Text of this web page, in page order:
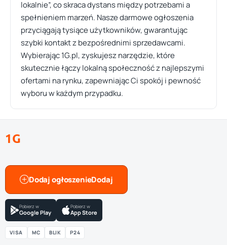
lokalnie”, co skraca dystans między potrzebami a
spełnieniem marzeń. Nasze darmowe ogłoszenia
przyciągają tysiące użytkowników, gwarantując
szybki kontakt z bezpośrednimi sprzedawcami.
Wybierając 1G.pl, zyskujesz narzędzie, które
skutecznie łączy lokalną społeczność z najlepszymi
ofertami na rynku, zapewniając Ci spokój i pewność
wyboru w każdym przypadku.
1G
Dodaj ogłoszenie
Pobierz w
Google Play
Pobierz w
App Store
VISA MC BLIK P24